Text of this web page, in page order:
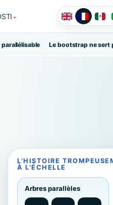
⌄
Le bootstrap ne sert
L’HISTOIRE
À L’ÉCHELLE
Arbres parallèles